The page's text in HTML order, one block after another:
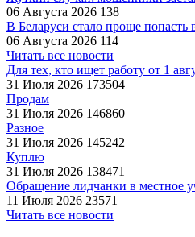
06 Августа 2026 138
В Беларуси стало проще попасть
06 Августа 2026 114
Читать все новости
Для тех, кто ищет работу от 1
31 Июля 2026 173504
Продам
31 Июля 2026 146860
Разное
31 Июля 2026 145242
Куплю
31 Июля 2026 138471
Обращение лидчанки в местное
11 Июля 2026 23571
Читать все новости